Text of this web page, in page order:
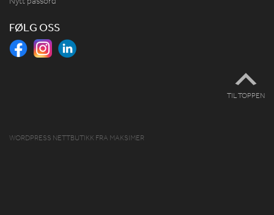
FØLG OSS
TIL TOPPEN
WORDPRESS NETTBUTIKK FRA MAKSIMER